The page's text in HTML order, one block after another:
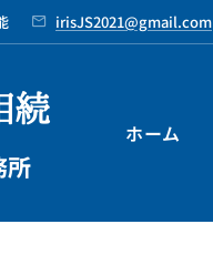
irisJS2021@gmail.com
続
所
ホーム